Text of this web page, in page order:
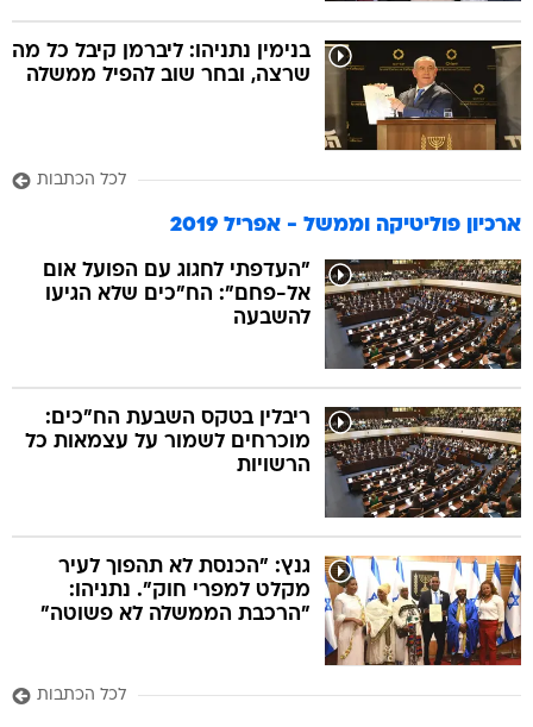
בנימין נתניהו: ליברמן קיבל כל מה
שרצה, ובחר שוב להפיל ממשלה
לכל הכתבות
ארכיון פוליטיקה וממשל - אפריל 2019
"העדפתי לחגוג עם הפועל אום
אל-פחם": הח"כים שלא הגיעו
להשבעה
ריבלין בטקס השבעת הח"כים:
מוכרחים לשמור על עצמאות כל
הרשויות
גנץ: "הכנסת לא תהפוך לעיר
מקלט למפרי חוק". נתניהו:
"הרכבת הממשלה לא פשוטה"
לכל הכתבות